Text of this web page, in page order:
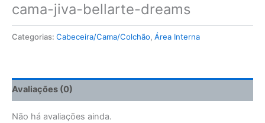
cama-jiva-bellarte-dreams
Categorias: Cabeceira/Cama/Colchão, Área Interna
Avaliações (0)
Não há avaliações ainda.